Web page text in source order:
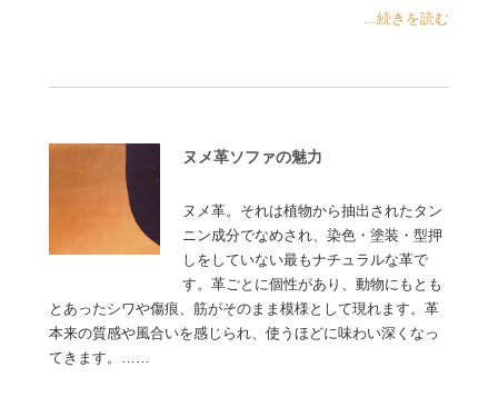
...続きを読む
ヌメ革ソファの魅力
ヌメ革。それは植物から抽出されたタン
ニン成分でなめされ、染色・塗装・型押
しをしていない最もナチュラルな革で
す。革ごとに個性があり、動物にもとも
とあったシワや傷痕、筋がそのまま模様として現れます。革
本来の質感や風合いを感じられ、使うほどに味わい深くなっ
てきます。……